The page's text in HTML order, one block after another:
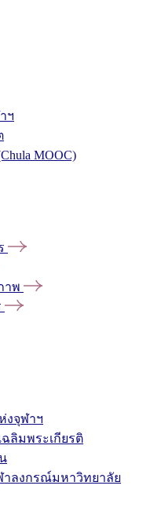
ฯ
MOOC)
าพ
งจุฬาฯ
ลิมพระเกียรติ
าลงกรณ์มหาวิทยาลัย